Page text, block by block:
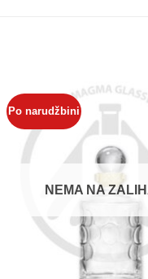
Po narudžbini
NEMA NA